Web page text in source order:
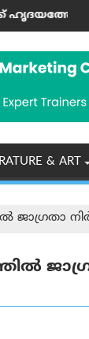
& ART